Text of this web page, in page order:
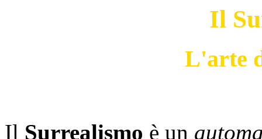
Il
L'arte
Il Surrealismo è un